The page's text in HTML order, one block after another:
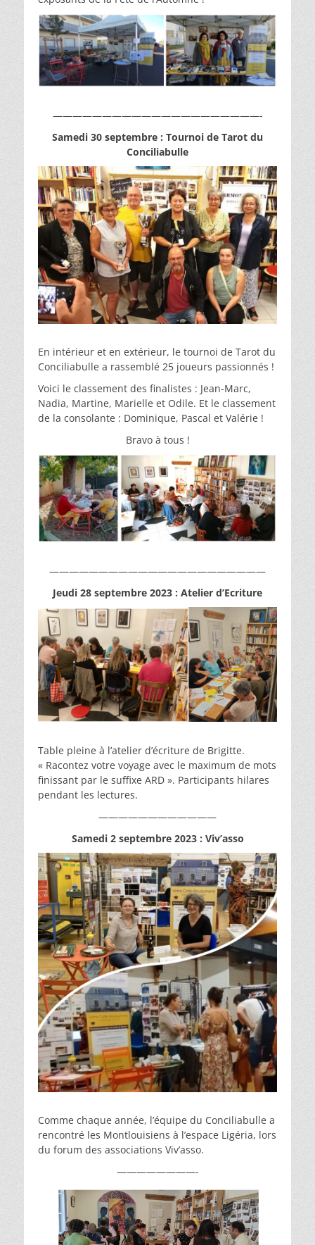
—————————————————————-
Samedi 30 septembre : Tournoi de Tarot du
Conciliabulle
En intérieur et en extérieur, le tournoi de Tarot du
Conciliabulle a rassemblé 25 joueurs passionnés !
Voici le classement des finalistes : Jean-Marc,
Nadia, Martine, Marielle et Odile. Et le classement
de la consolante : Dominique, Pascal et Valérie !
Bravo à tous !
——————————————————————
Jeudi 28 septembre 2023 : Atelier d’Ecriture
Table pleine à l’atelier d’écriture de Brigitte.
« Racontez votre voyage avec le maximum de mots
finissant par le suffixe ARD ». Participants hilares
pendant les lectures.
————————————
Samedi 2 septembre 2023 : Viv’asso
Comme chaque année, l’équipe du Conciliabulle a
rencontré les Montlouisiens à l’espace Ligéria, lors
du forum des associations Viv’asso.
————————-